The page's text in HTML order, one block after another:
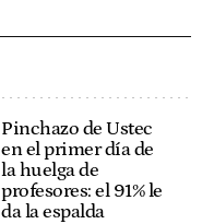
Pinchazo de Ustec
en el primer día de
la huelga de
profesores: el 91% le
da la espalda